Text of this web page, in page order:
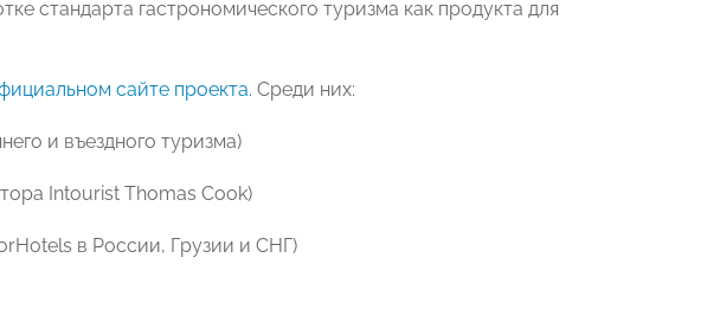
стандарта гастрономического туризма как продукта для
сайте проекта. Среди них:
и въездного туризма)
Intourist Thomas Cook)
в России, Грузии и СНГ)